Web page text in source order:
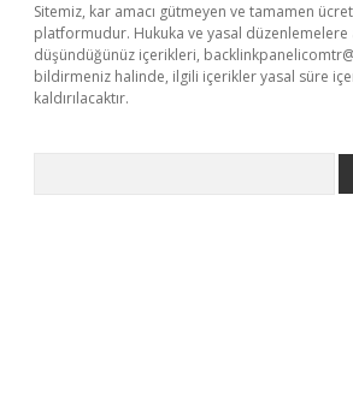
Sitemiz, kar amacı gütmeyen ve tamamen
platformudur. Hukuka ve yasal düzenlemelere
düşündüğünüz içerikleri,
bildirmeniz halinde, ilgili içerikler yasal süre
kaldırılacaktır.